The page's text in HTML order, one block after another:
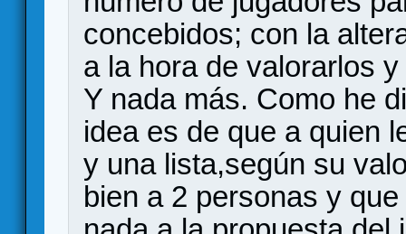
concebidos; con la
a la hora de valorarlos
Y nada más. Como he
idea es de que a quien
y una lista,según su
bien a 2 personas y